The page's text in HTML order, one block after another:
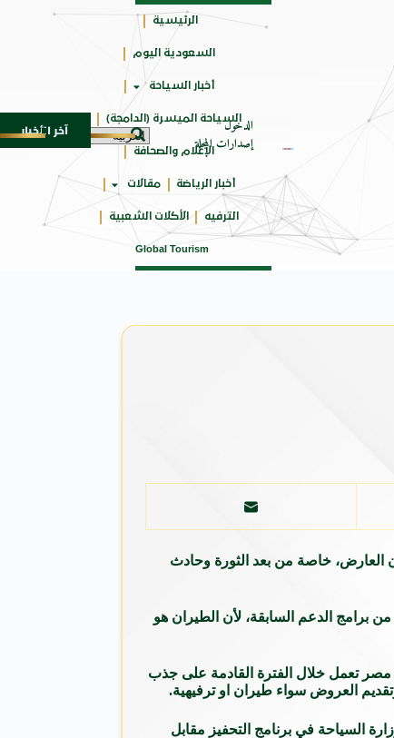
أوسكار
الدخول
إصدارات المجلة
الرئيسية
السعودية اليوم
أخبار السياحة
السياحة الميسرة (الدامجة)
الإعلام والصحافة
أخبار الرياضة مقالات
الترفيه الأكلات الشعبية
Global Tourism
آخر الأخبار
جوائز أثر تضيف فئة “أفضل حملة رياضية” في نسختها
العارض، خاصة من بعد الثورة وحادث
برامج الدعم السابقة، لأن الطيران هو
تعمل خلال الفترة القادمة على جذب
العروض سواء طيران او ترفيهية.
على وزارة السیاحة في برنامج التحفیز مقابل